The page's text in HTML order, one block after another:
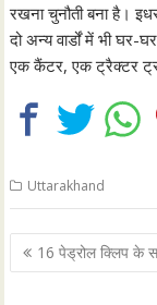
रखना चुनौती बना है।
दो अन्य वार्डों में भी घर-
एक कैंटर, एक ट्रैक्टर
Uttarakhand
Post
navigation
16 पेड्रोल क्लिप के